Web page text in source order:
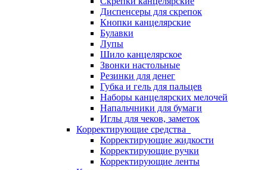
Диспенсеры для скрепок
Кнопки канцелярские
Булавки
Лупы
Шило канцелярское
Звонки настольные
Резинки для денег
Губка и гель для пальцев
Наборы канцелярских мелочей
Напальчники для бумаги
Иглы для чеков, заметок
Корректирующие средства
Корректирующие жидкости
Корректирующие ручки
Корректирующие ленты